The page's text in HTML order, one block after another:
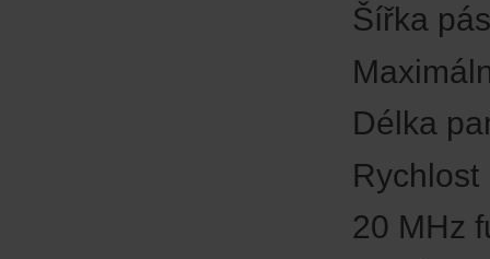
Šířka
Délka
20 MHz